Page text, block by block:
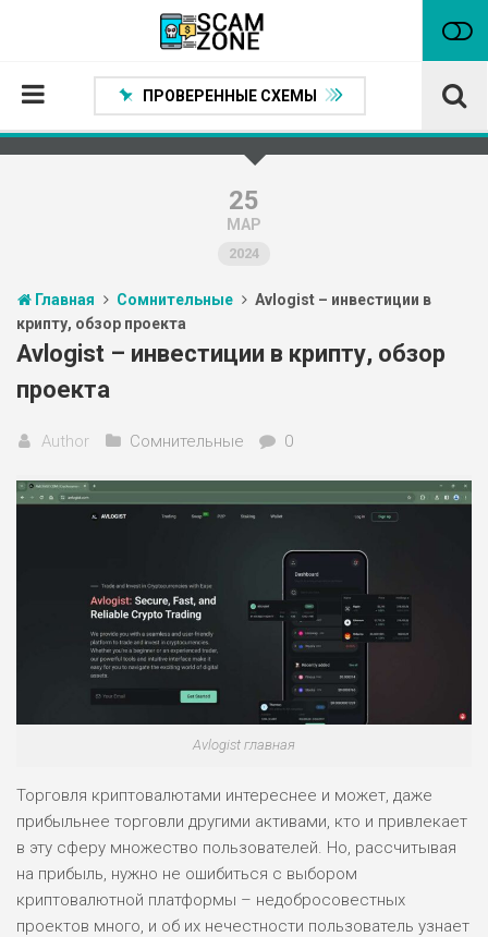
Проверенные способы заработка
Статьи
Партнеры
ПРОВЕРЕННЫЕ СХЕМЫ
25
МАР
2024
Главная Сомнительные
Avlogist – инвестиции в
крипту, обзор проекта
Avlogist – инвестиции в крипту, обзор
проекта
Author Сомнительные 0
Avlogist главная
Торговля криптовалютами интереснее и может, даже
прибыльнее торговли другими активами, кто и привлекает
в эту сферу множество пользователей. Но, рассчитывая
на прибыль, нужно не ошибиться с выбором
криптовалютной платформы – недобросовестных
проектов много, и об их нечестности пользователь узнает